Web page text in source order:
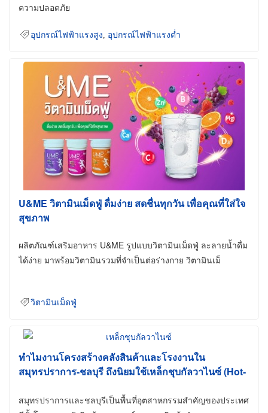
ความปลอดภัย
อุปกรณ์ไฟฟ้าแรงสูง อุปกรณ์ไฟฟ้าแรงต่ำ
U&ME วิตามินเม็ดฟู่ ดื่มง่าย สดชื่นทุกวัน เพื่อคุณที่ใส่ใจ
สุขภาพ
ผลิตภัณฑ์เสริมอาหาร U&ME รูปแบบวิตามินเม็ดฟู่ ละลายน้ำดื่ม
ได้ง่าย มาพร้อมวิตามินรวมที่จำเป็นต่อร่างกาย วิตามินเม็
วิตามินเม็ดฟู่
ทำไมงานโครงสร้างคลังสินค้าและโรงงานใน
สมุทรปราการ-ชลบุรี ถึงนิยมใช้เหล็กชุบกัลวาไนซ์ (Hot-
สมุทรปราการและชลบุรีเป็นพื้นที่อุตสาหกรรมสำคัญของประเทศ